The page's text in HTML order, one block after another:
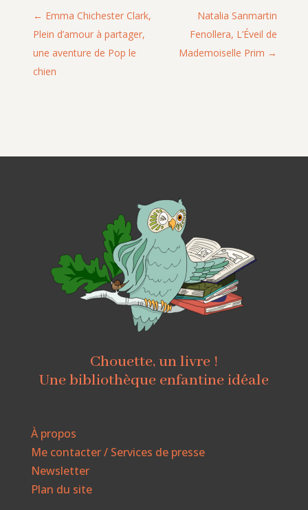
Natalia Sanmartin
Fenollera, L’Éveil de
Mademoiselle Prim
Emma Chichester Clark,
Plein d’amour à partager,
une aventure de Pop le
chien
Chouette, un livre !
Une bibliothèque enfantine idéale
À propos
Me contacter / Services de presse
Newsletter
Plan du site